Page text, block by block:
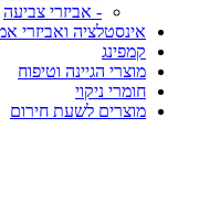
- אביזרי צביעה
אינסטלציה ואביזרי
קמפינג
מוצרי הגיינה וטיפוח
חומרי ניקוי
מוצרים לשעת חירום